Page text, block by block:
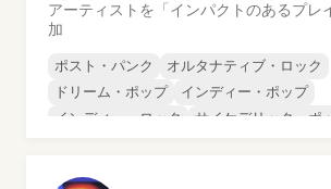
アーティストを「インパクトのあるプレ
加
ポスト・パンク
オルタナティブ・ロック
ドリーム・ポップ
インディー・ポップ
インディー・ロック
サイケデリック・ポ